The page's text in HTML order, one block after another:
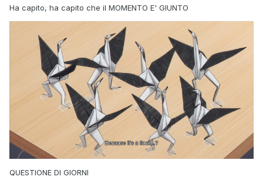
Ha capito, ha capito che il MOMENTO E' GIUNTO
QUESTIONE DI GIORNI